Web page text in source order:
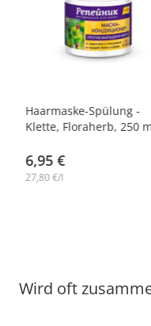
Haarmaske-Spülung -
Klette, Floraherb, 250
6,95 €
27,80 €/l
Wird oft